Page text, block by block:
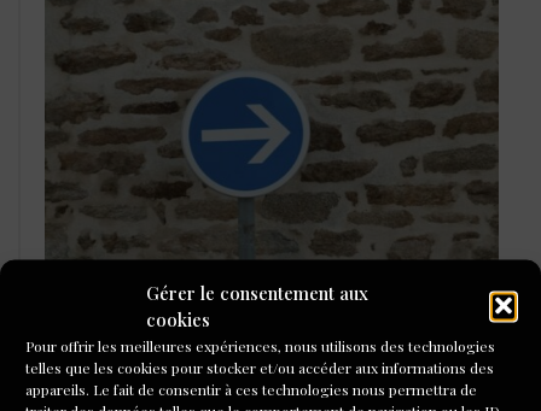
Gérer le consentement aux
cookies
Pour offrir les meilleures expériences, nous utilisons des technologies
telles que les cookies pour stocker et/ou accéder aux informations des
appareils. Le fait de consentir à ces technologies nous permettra de
LAURÉATS DU CONCOURS DE
POÉSIE 2026